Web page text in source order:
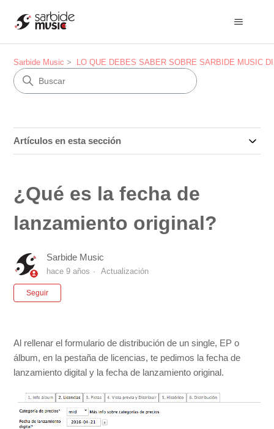
Sarbide Music LO QUE DEBES SABER SOBRE SARBIDE MUSIC
Artículos en esta sección
¿Qué es la fecha de
lanzamiento original?
Sarbide Music
hace 9 años Actualización
Seguir
Al rellenar el formulario de distribución de un single, EP o
álbum, en la pestaña de licencias, te pedimos la fecha de
lanzamiento digital y la fecha de lanzamiento original.